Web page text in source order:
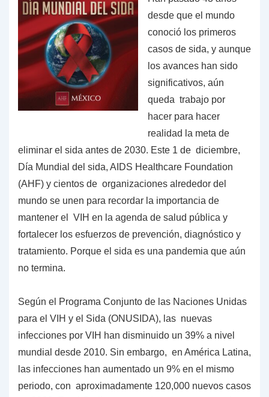
desde que el mundo
conoció los primeros
casos de sida, y aunque
los avances han sido
significativos, aún
queda trabajo por
hacer para hacer
realidad la meta de
eliminar el sida antes de 2030. Este 1 de diciembre,
Día Mundial del sida, AIDS Healthcare Foundation
(AHF) y cientos de organizaciones alrededor del
mundo se unen para recordar la importancia de
mantener el VIH en la agenda de salud pública y
fortalecer los esfuerzos de prevención, diagnóstico y
tratamiento. Porque el sida es una pandemia que aún
no termina.
Según el Programa Conjunto de las Naciones Unidas
para el VIH y el Sida (ONUSIDA), las nuevas
infecciones por VIH han disminuido un 39% a nivel
mundial desde 2010. Sin embargo, en América Latina,
las infecciones han aumentado un 9% en el mismo
periodo, con aproximadamente 120,000 nuevos casos